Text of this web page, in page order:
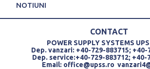
NOTIUNI
CONTACT
POWER SUPPLY SYSTEMS
Dep. vanzari: +40-729-883715; +40-
Dep. service:+40-729-883712; +40-
Email: office@upss.ro